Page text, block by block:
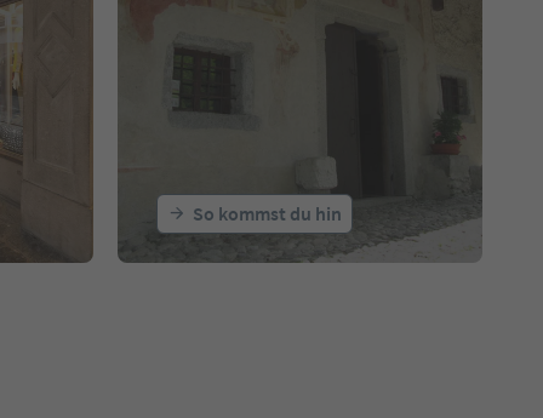
So kommst du hin